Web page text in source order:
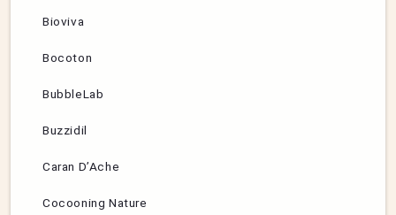
Bioviva
Bocoton
BubbleLab
Buzzidil
Caran D’Ache
Cocooning Nature